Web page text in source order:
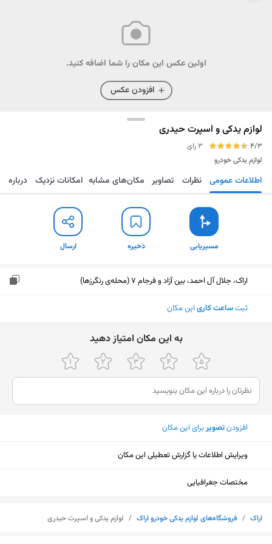
اولین عکس این مکان را شما اضافه کنید.
افزودن عکس
لوازم یدکی و اسپرت حیدری
4/3
3 رای
لوازم یدکی خودرو
مسیریابی ذخیره ارسال اطلاعات عمومی نظرات تصاویر مکان‌های مشابه امکانات نزدیک درباره
مسیریابی ذخیره ارسال
اراک، جلال آل احمد، بین آزاد و فرجام 7 (محله‌ی رنگرزها)
ثبتساعت کاری این مکان
ﺑﻪ اﯾﻦ ﻣﮑﺎن اﻣﺘﯿﺎز دﻫﯿﺪ
افزودنتصویربرای این مکان
ویرایش اطلاعات یا گزارش تعطیلی این مکان
مختصات جغرافیایی
اراک / فروشگاه‌های لوازم یدکی خودرو اراک / لوازم یدکی و اسپرت حیدری
نمایش نقشه